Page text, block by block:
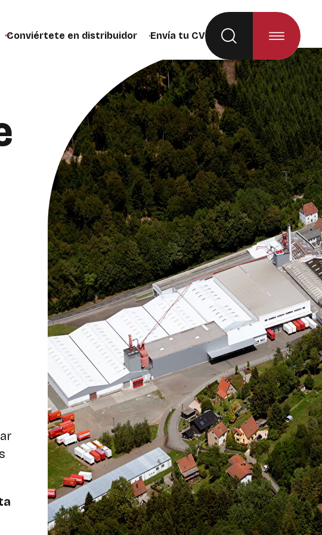
el idioma del sitio web (la página se recargará al seleccionar la opción)
Conviértete en distribuidor Envía tu CV